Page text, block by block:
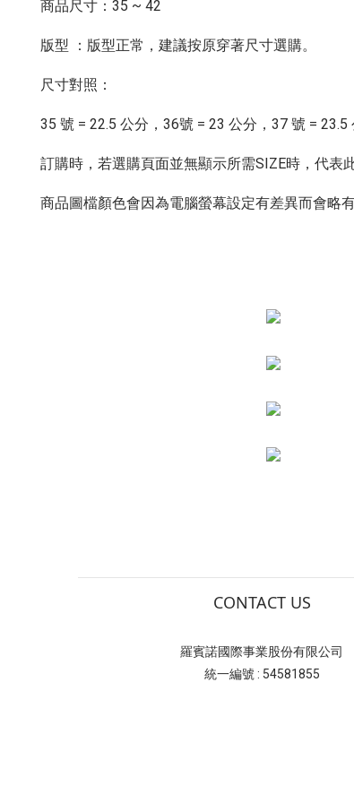
商品尺寸：35 ~ 42
版型 ：版型正常，建議按原穿著尺寸選購。
尺寸對照：
35 號 = 22.5 公分，36號 = 23 公分，37 號 =
訂購時，若選購頁面並無顯示所需SIZE時，代表
商品圖檔顏色會因為電腦螢幕設定有差異而會略
CONTACT US
羅賓諾國際事業股份有限公司
統一編號 : 54581855